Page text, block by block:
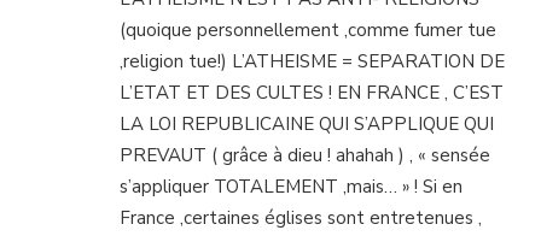
(quoique personnellement ,comme fumer tue
,religion tue!) L’ATHEISME = SEPARATION DE
L’ETAT ET DES CULTES ! EN FRANCE , C’EST
LA LOI REPUBLICAINE QUI S’APPLIQUE QUI
PREVAUT ( grâce à dieu ! ahahah ) , « sensée
s’appliquer TOTALEMENT ,mais… » ! Si en
France ,certaines églises sont entretenues ,